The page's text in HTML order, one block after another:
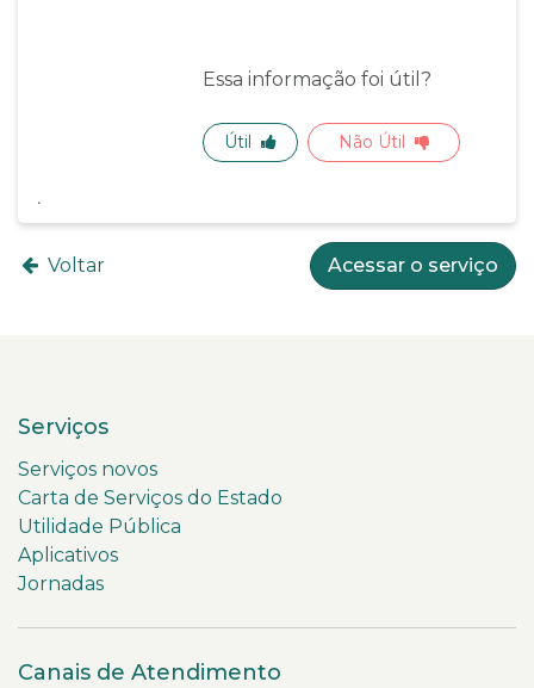
Essa informação foi útil?
Útil Não Útil
Voltar Acessar o serviço
Serviços
Serviços novos
Carta de Serviços do Estado
Utilidade Pública
Aplicativos
Jornadas
Canais de Atendimento